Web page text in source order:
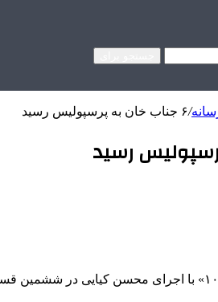
/۶ جناب خان به پرسپولیس رسید
افق ورزشی: برنامه «۱۰۰۱» با اجرای